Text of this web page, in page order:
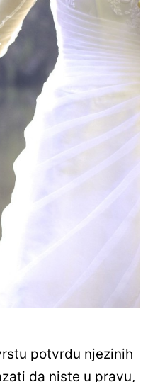
potvrdu njezinih
da niste u pravu,